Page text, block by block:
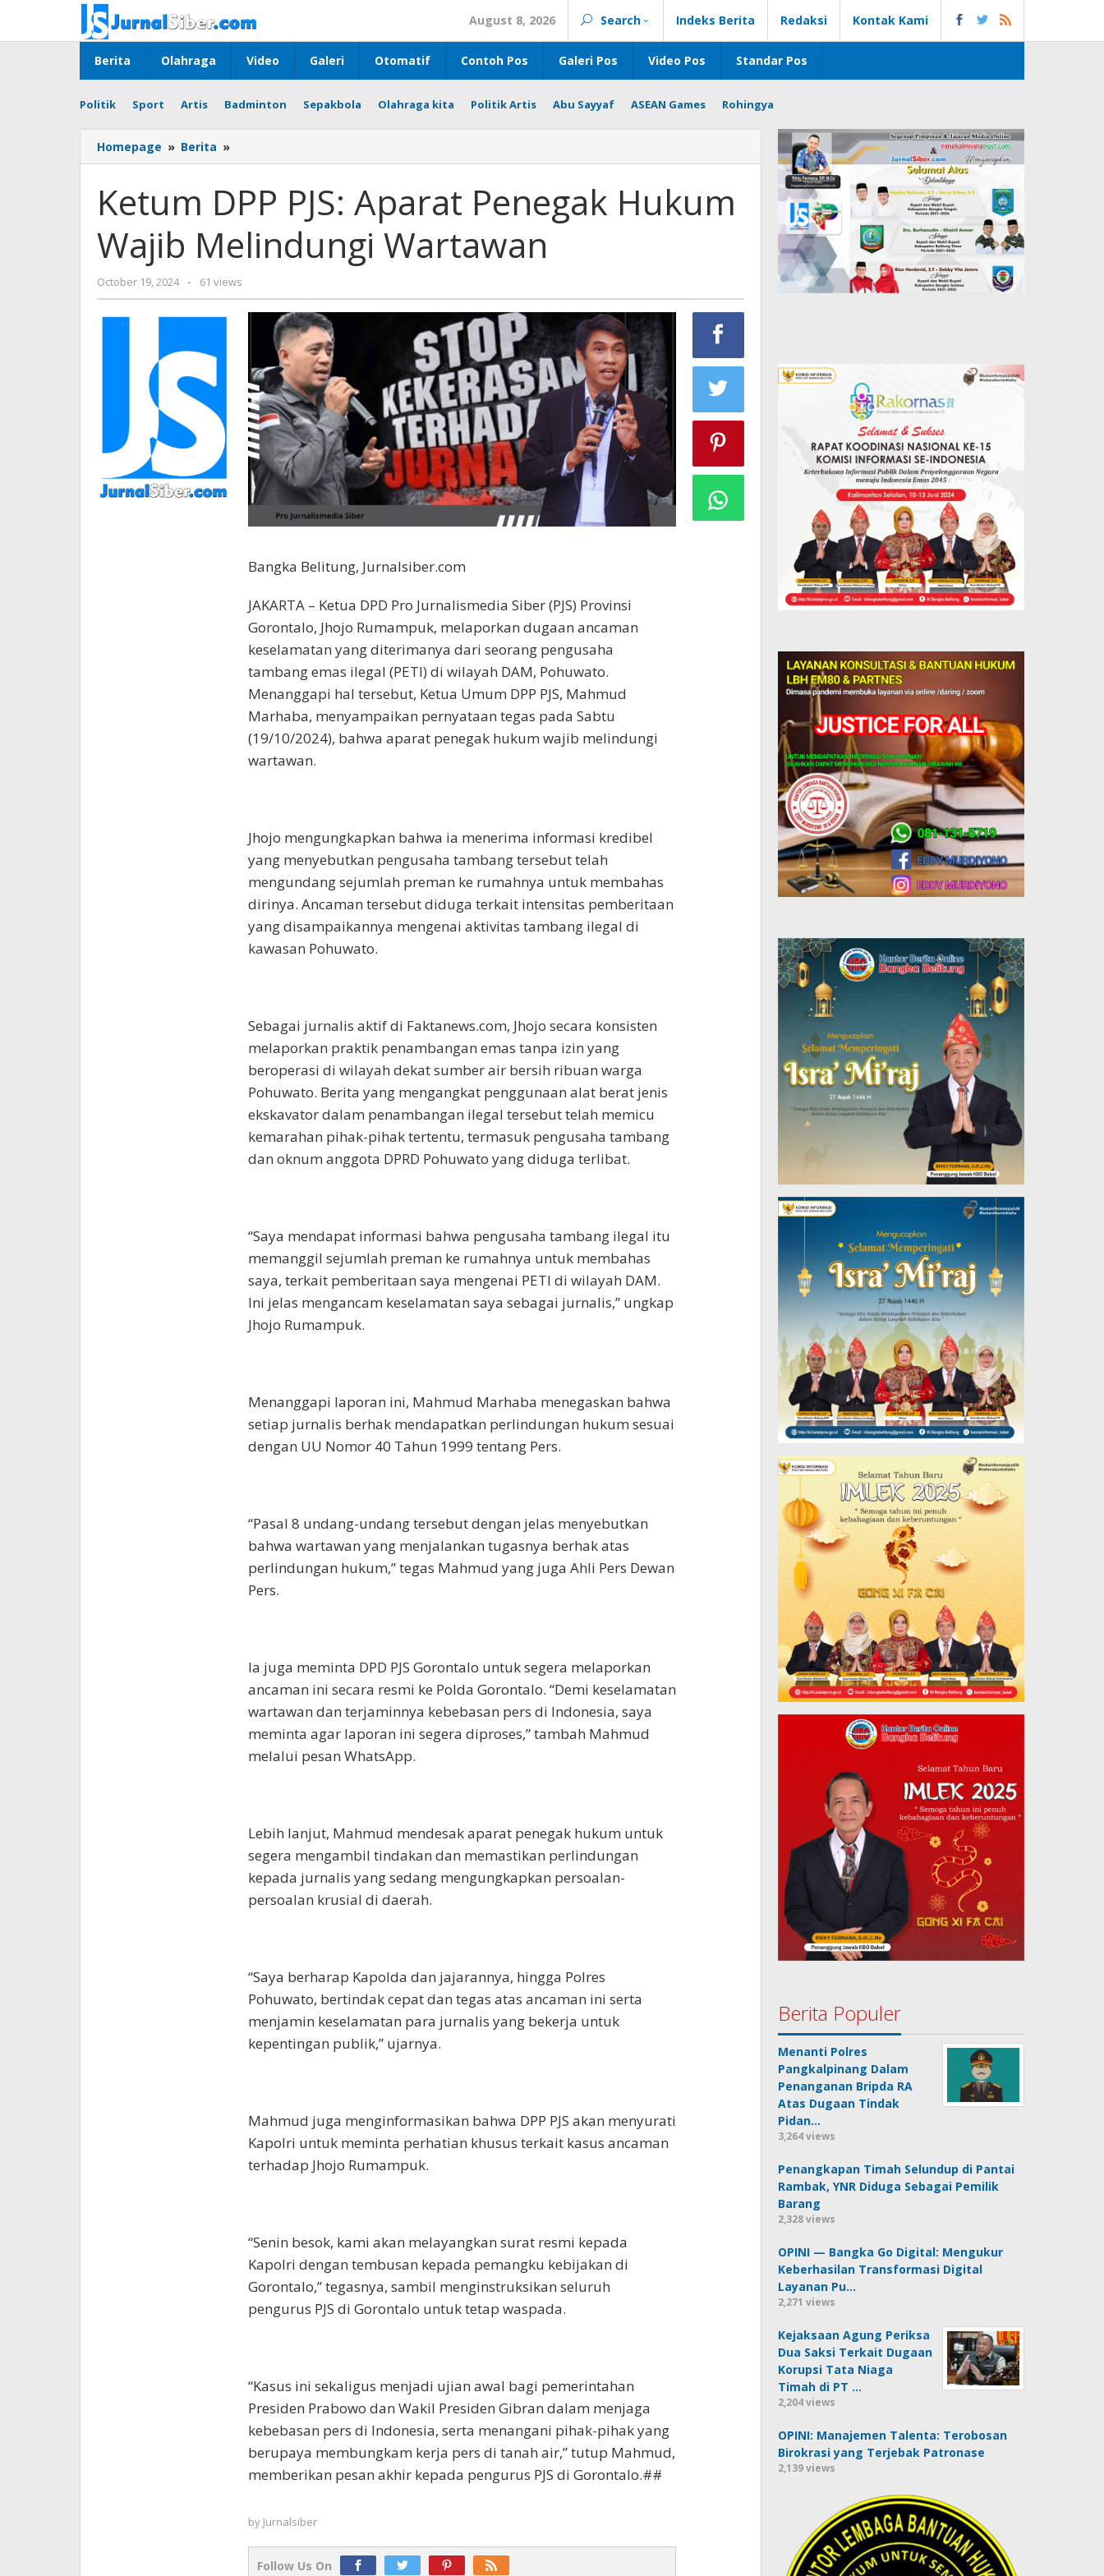
content
August 8, 2026 Search Indeks Berita Redaksi Kontak Kami
Berita Olahraga Video Galeri Otomatif Contoh Pos Galeri Pos Video Pos Standar Pos
Politik Sport Artis Badminton Sepakbola Olahraga kita Politik Artis Abu Sayyaf ASEAN Games Rohingya
Homepage » Berita »
DPP
Aparat
Penegak
Hukum
Wajib
Wartawan
Ketum DPP PJS: Aparat Penegak Hukum
Wajib Melindungi Wartawan
October 19, 2024
by
Jurnalsiber
- 61 views
Bangka Belitung, Jurnalsiber.com
JAKARTA – Ketua DPD Pro Jurnalismedia Siber (PJS) Provinsi
Gorontalo, Jhojo Rumampuk, melaporkan dugaan ancaman
keselamatan yang diterimanya dari seorang pengusaha
tambang emas ilegal (PETI) di wilayah DAM, Pohuwato.
Menanggapi hal tersebut, Ketua Umum DPP PJS, Mahmud
Marhaba, menyampaikan pernyataan tegas pada Sabtu
(19/10/2024), bahwa aparat penegak hukum wajib melindungi
wartawan.
Jhojo mengungkapkan bahwa ia menerima informasi kredibel
yang menyebutkan pengusaha tambang tersebut telah
mengundang sejumlah preman ke rumahnya untuk membahas
dirinya. Ancaman tersebut diduga terkait intensitas pemberitaan
yang disampaikannya mengenai aktivitas tambang ilegal di
kawasan Pohuwato.
Sebagai jurnalis aktif di Faktanews.com, Jhojo secara konsisten
melaporkan praktik penambangan emas tanpa izin yang
beroperasi di wilayah dekat sumber air bersih ribuan warga
Pohuwato. Berita yang mengangkat penggunaan alat berat jenis
ekskavator dalam penambangan ilegal tersebut telah memicu
kemarahan pihak-pihak tertentu, termasuk pengusaha tambang
dan oknum anggota DPRD Pohuwato yang diduga terlibat.
“Saya mendapat informasi bahwa pengusaha tambang ilegal itu
memanggil sejumlah preman ke rumahnya untuk membahas
saya, terkait pemberitaan saya mengenai PETI di wilayah DAM.
Ini jelas mengancam keselamatan saya sebagai jurnalis,” ungkap
Jhojo Rumampuk.
Menanggapi laporan ini, Mahmud Marhaba menegaskan bahwa
setiap jurnalis berhak mendapatkan perlindungan hukum sesuai
dengan UU Nomor 40 Tahun 1999 tentang Pers.
“Pasal 8 undang-undang tersebut dengan jelas menyebutkan
bahwa wartawan yang menjalankan tugasnya berhak atas
perlindungan hukum,” tegas Mahmud yang juga Ahli Pers Dewan
Pers.
Ia juga meminta DPD PJS Gorontalo untuk segera melaporkan
ancaman ini secara resmi ke Polda Gorontalo. “Demi keselamatan
wartawan dan terjaminnya kebebasan pers di Indonesia, saya
meminta agar laporan ini segera diproses,” tambah Mahmud
melalui pesan WhatsApp.
Lebih lanjut, Mahmud mendesak aparat penegak hukum untuk
segera mengambil tindakan dan memastikan perlindungan
kepada jurnalis yang sedang mengungkapkan persoalan-
persoalan krusial di daerah.
“Saya berharap Kapolda dan jajarannya, hingga Polres
Pohuwato, bertindak cepat dan tegas atas ancaman ini serta
menjamin keselamatan para jurnalis yang bekerja untuk
kepentingan publik,” ujarnya.
Mahmud juga menginformasikan bahwa DPP PJS akan menyurati
Kapolri untuk meminta perhatian khusus terkait kasus ancaman
terhadap Jhojo Rumampuk.
“Senin besok, kami akan melayangkan surat resmi kepada
Kapolri dengan tembusan kepada pemangku kebijakan di
Gorontalo,” tegasnya, sambil menginstruksikan seluruh
pengurus PJS di Gorontalo untuk tetap waspada.
“Kasus ini sekaligus menjadi ujian awal bagi pemerintahan
Presiden Prabowo dan Wakil Presiden Gibran dalam menjaga
kebebasan pers di Indonesia, serta menangani pihak-pihak yang
berupaya membungkam kerja pers di tanah air,” tutup Mahmud,
memberikan pesan akhir kepada pengurus PJS di Gorontalo.##
by Jurnalsiber
Follow Us On
Berita Populer
Menanti Polres
Pangkalpinang Dalam
Penanganan Bripda RA
Atas Dugaan Tindak
Pidan…
3,264 views
Penangkapan Timah Selundup di Pantai
Rambak, YNR Diduga Sebagai Pemilik
Barang
2,328 views
OPINI — Bangka Go Digital: Mengukur
Keberhasilan Transformasi Digital
Layanan Pu…
2,271 views
Kejaksaan Agung Periksa
Dua Saksi Terkait Dugaan
Korupsi Tata Niaga
Timah di PT …
2,204 views
OPINI: Manajemen Talenta: Terobosan
Birokrasi yang Terjebak Patronase
2,139 views